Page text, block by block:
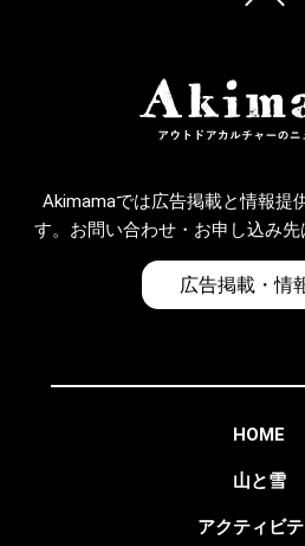
Akimamaでは広告掲載と情報提
す。お問い合わせ・お申し込み先
広告掲載・情
HOME
山と雪
アクティビ